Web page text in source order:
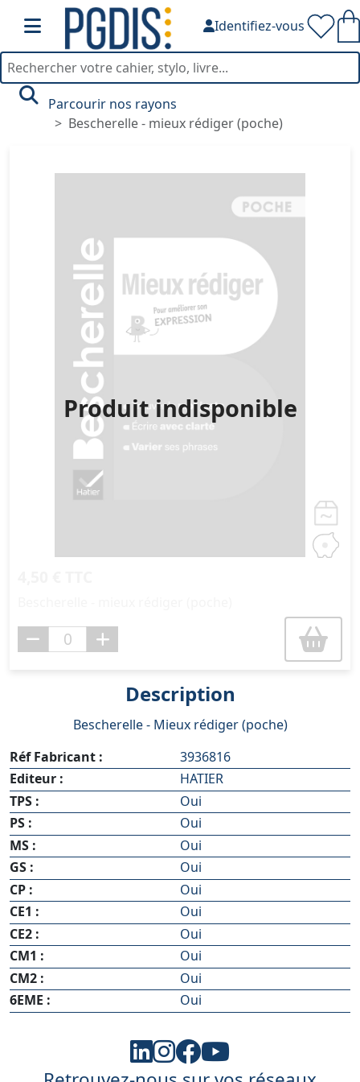
Identifiez-vous
Parcourir nos rayons
Bescherelle - mieux rédiger (poche)
Produit indisponible
Description
Bescherelle - Mieux rédiger (poche)
Réf Fabricant :
3936816
Editeur :
HATIER
TPS :
Oui
PS :
Oui
MS :
Oui
GS :
Oui
CP :
Oui
CE1 :
Oui
CE2 :
Oui
CM1 :
Oui
CM2 :
Oui
6EME :
Oui